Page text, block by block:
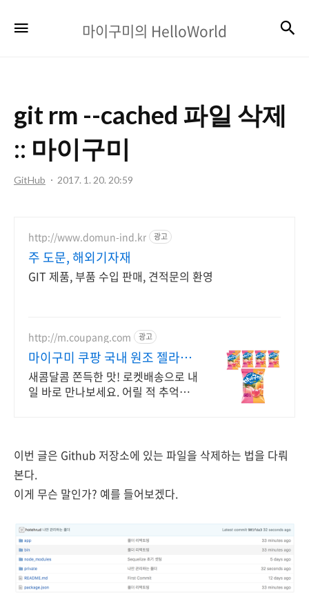
이
의
마이구미의 HelloWorld
git rm --cached 파일 삭제
:: 마이구미
GitHub 2017. 1. 20. 20:59
http://www.domun-ind.kr 광고
주 도문, 해외기자재
GIT 제품, 부품 수입 판매, 견적문의 환영
http://m.coupang.com 광고
마이구미 쿠팡 국내 원조 젤라틴
젤리
새콤달콤 쫀득한 맛! 로켓배송으로 내
일 바로 만나보세요. 어릴 적 추억의
이번 글은 Github 저장소에 있는 파일을 삭제하는 법을 다뤄
본다.
이게 무슨 말인가? 예를 들어보겠다.